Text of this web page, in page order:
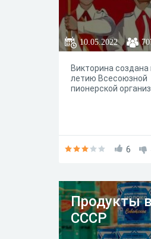
10.05.2022
Викторина создана
летию Всесоюзной
пионерской
6
Продукты
СССР